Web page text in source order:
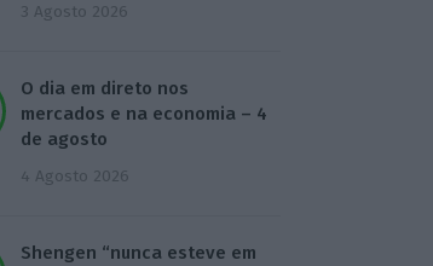
3 Agosto 2026
O dia em direto nos
mercados e na economia – 4
de agosto
4 Agosto 2026
Shengen “nunca esteve em